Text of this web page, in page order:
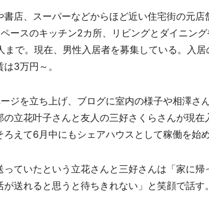
店、スーパーなどからほど近い住宅街の元店
ースのキッチン2カ所、リビングとダイニン
で。現在、男性入居者を募集している。入
3万円～。
ジを立ち上げ、ブログに室内の様子や相澤さ
の立花叶子さんと友人の三好さくらさんが現
えて6月中にもシェアハウスとして稼働を始
ていたという立花さんと三好さんは「家に帰
送れると思うと待ちきれない」と笑顔で話す。